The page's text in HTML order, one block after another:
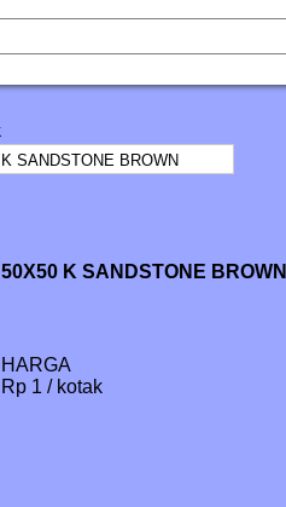
50X50 K SANDSTONE BROWN
HARGA
Rp 1 / kotak